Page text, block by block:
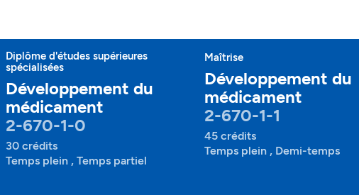
Diplôme d'études supérieures
spécialisées
Développement du
médicament
2-670-1-0
30 crédits
Temps plein , Temps partiel
Maîtrise
Développement du
médicament
2-670-1-1
45 crédits
Temps plein , Demi-temps